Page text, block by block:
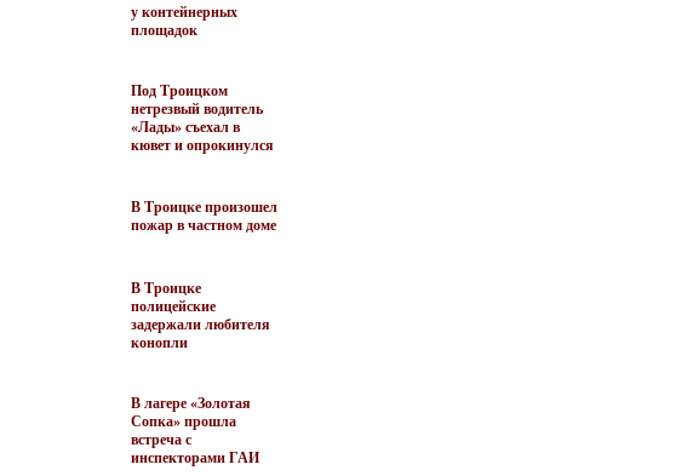
у контейнерных
площадок
Под Троицком
нетрезвый водитель
«Лады» съехал в
кювет и опрокинулся
В Троицке произошел
пожар в частном доме
В Троицке
полицейские
задержали любителя
конопли
В лагере «Золотая
Сопка» прошла
встреча с
инспекторами ГАИ